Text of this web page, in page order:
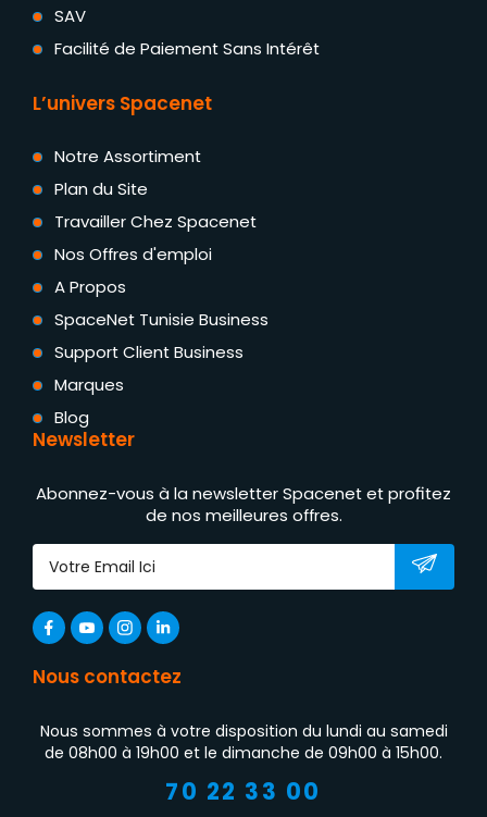
SAV
Facilité de Paiement Sans Intérêt
L’univers Spacenet
Notre Assortiment
Plan du Site
Travailler Chez Spacenet
Nos Offres d'emploi
A Propos
SpaceNet Tunisie Business
Support Client Business
Marques
Blog
Newsletter
Abonnez-vous à la newsletter Spacenet et profitez
de nos meilleures offres.
Nous contactez
Nous sommes à votre disposition du lundi au samedi
de 08h00 à 19h00 et le dimanche de 09h00 à 15h00.
70 22 33 00